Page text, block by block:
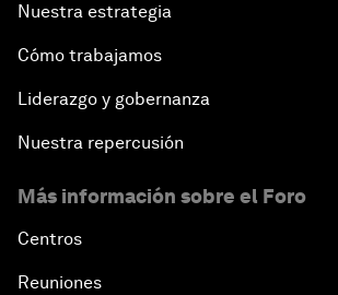
Nuestra estrategia
Cómo trabajamos
Liderazgo y gobernanza
Nuestra repercusión
Más información sobre el Foro
Centros
Reuniones